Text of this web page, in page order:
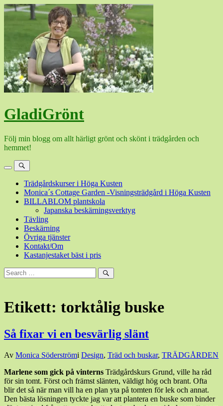
Hoppa
GladiGrönt
Följ min blogg om allt härligt grönt och skönt i trädgården och
hemmet!
MenySök
Trädgårdskurser i Höga Kusten
Monica´s Cottage Garden -Visningsträdgård i Höga Kusten
BILLABLOM plantskola
Japanska beskärningsverktyg
Tävling
Beskärning
Övriga tjänster
Kontakt/Om
Kastanjestaket bäst i pris
Sök
efter:
Sök
Etikett: torktålig buske
Så fixar vi en besvärlig slänt
Den
maj,
201825
maj,
2018
Av Monica Söderströmi Design, Träd och buskar, TRÄDGÅRDEN
Marlene som gick på vinterns Trädgårdskurs Grund, ville ha råd
för sin tomt. Först och främst slänten, väldigt hög och brant. Ofta
blir det så när man vill ha en plan yta på tomten för lek och annat.
Den bästa lösningen tyckte jag var att plantera en buske som binder